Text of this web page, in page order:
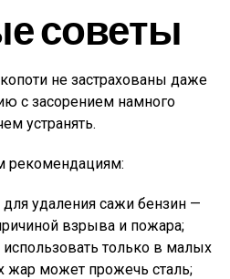
советы
не застрахованы даже
с засорением намного
устранять.
рекомендациям:
для удаления сажи бензин —
взрыва и пожара;
только в малых
жар может прожечь сталь;